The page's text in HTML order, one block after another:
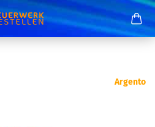
Argento